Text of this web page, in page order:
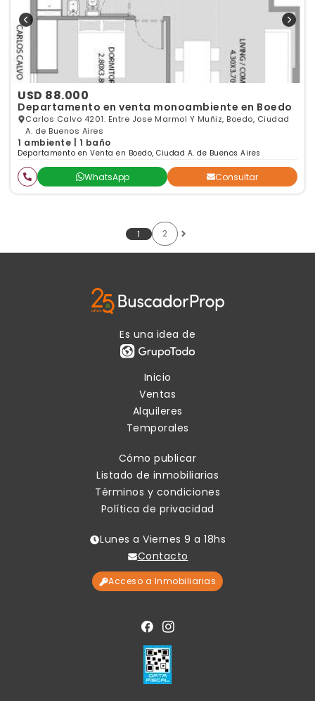
USD 88.000
Departamento en venta monoambiente en Boedo
Carlos Calvo 4201. Entre Jose Marmol Y Muñiz, Boedo, Ciudad
A. de Buenos Aires
1 ambiente | 1 baño
Departamento en Venta en Boedo, Ciudad A. de Buenos Aires
WhatsApp Consultar
1 2
Es una idea de
Inicio
Ventas
Alquileres
Temporales
Cómo publicar
Listado de inmobiliarias
Términos y condiciones
Política de privacidad
Lunes a Viernes 9 a 18hs
Contacto
Acceso a Inmobiliarias